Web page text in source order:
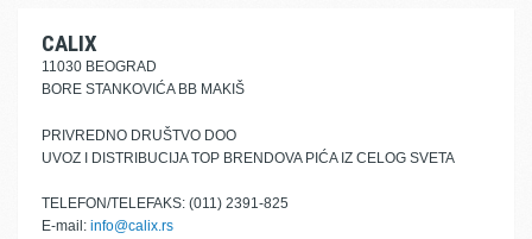
CALIX
11030 BEOGRAD
BORE STANKOVIĆA BB MAKIŠ
PRIVREDNO DRUŠTVO DOO
UVOZ I DISTRIBUCIJA TOP BRENDOVA PIĆA IZ CELOG SVETA
TELEFON/TELEFAKS: (011) 2391-825
E-mail: info@calix.rs